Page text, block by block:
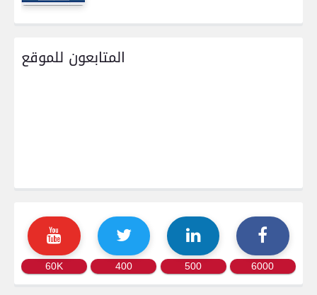
المتابعون للموقع
60K 400 500 6000